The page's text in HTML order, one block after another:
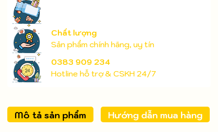
Chất lượng
Sản phẩm chính hãng, uy tín
0383 909 234
Hotline hỗ trợ & CSKH 24/7
Mô tả sản phẩm Hướng dẫn mua hàng